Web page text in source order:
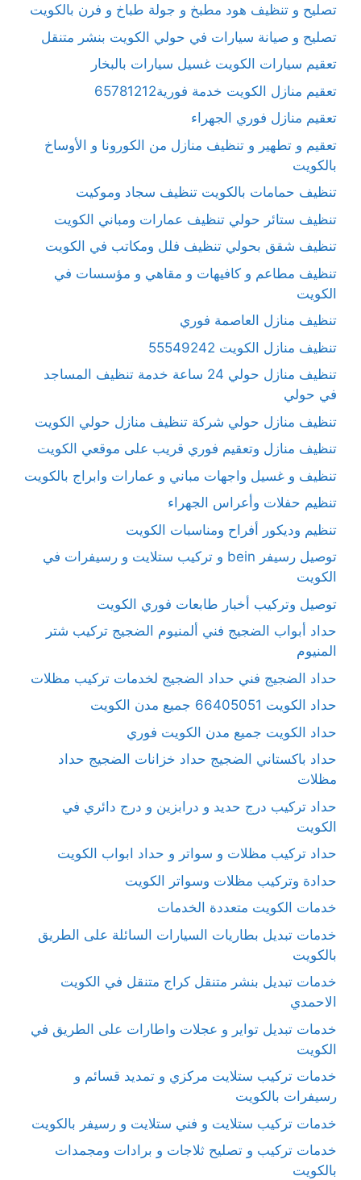
تصليح و تنظيف هود مطبخ و جولة طباخ و فرن بالكويت
تصليح و صيانة سيارات في حولي الكويت بنشر متنقل
تعقيم سيارات الكويت غسيل سيارات بالبخار
تعقيم منازل الكويت خدمة فورية65781212
تعقيم منازل فوري الجهراء
تعقيم و تطهير و تنظيف منازل من الكورونا و الأوساخ
بالكويت
تنظيف حمامات بالكويت تنظيف سجاد وموكيت
تنظيف ستائر حولي تنظيف عمارات ومباني الكويت
تنظيف شقق بحولي تنظيف فلل ومكاتب في الكويت
تنظيف مطاعم و كافيهات و مقاهي و مؤسسات في
الكويت
تنظيف منازل العاصمة فوري
تنظيف منازل الكويت 55549242
تنظيف منازل حولي 24 ساعة خدمة تنظيف المساجد
في حولي
تنظيف منازل حولي شركة تنظيف منازل حولي الكويت
تنظيف منازل وتعقيم فوري قريب على موقعي الكويت
تنظيف و غسيل واجهات مباني و عمارات وابراج بالكويت
تنظيم حفلات وأعراس الجهراء
تنظيم وديكور أفراح ومناسبات الكويت
توصيل رسيفر bein و تركيب ستلايت و رسيفرات في
الكويت
توصيل وتركيب أخبار طابعات فوري الكويت
حداد أبواب الضجيج فني ألمنيوم الضجيج تركيب شتر
المنيوم
حداد الضجيج فني حداد الضجيج لخدمات تركيب مظلات
حداد الكويت 66405051 جميع مدن الكويت
حداد الكويت جميع مدن الكويت فوري
حداد باكستاني الضجيج حداد خزانات الضجيج حداد
مظلات
حداد تركيب درج حديد و درابزين و درج دائري في
الكويت
حداد تركيب مظلات و سواتر و حداد ابواب الكويت
حدادة وتركيب مظلات وسواتر الكويت
خدمات الكويت متعددة الخدمات
خدمات تبديل بطاريات السيارات السائلة على الطريق
بالكويت
خدمات تبديل بنشر متنقل كراج متنقل في الكويت
الاحمدي
خدمات تبديل تواير و عجلات واطارات على الطريق في
الكويت
خدمات تركيب ستلايت مركزي و تمديد قسائم و
رسيفرات بالكويت
خدمات تركيب ستلايت و فني ستلايت و رسيفر بالكويت
خدمات تركيب و تصليح ثلاجات و برادات ومجمدات
بالكويت